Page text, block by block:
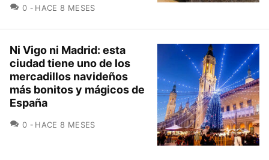
0 COMENTARIOS
HACE 8 MESES
Ni Vigo ni Madrid: esta
ciudad tiene uno de los
mercadillos navideños
más bonitos y mágicos de
España
0 COMENTARIOS
HACE 8 MESES